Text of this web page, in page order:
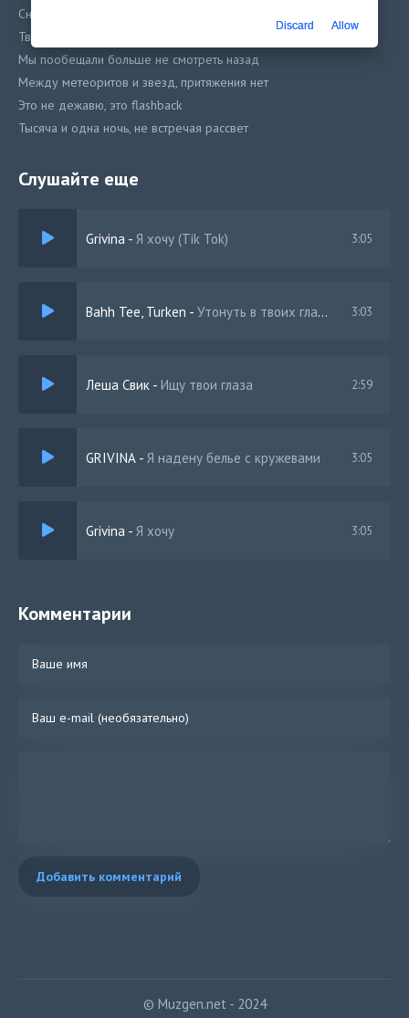
Снова потеряться утонуть в твоих глазах
Твои поцелуи закружили в танце
Мы пообещали больше не смотреть назад
Между метеоритов и звезд, притяжения нет
Это не дежавю, это flashback
Тысяча и одна ночь, не встречая рассвет
Тысячи фраз, тысячи слов все на потом
Твои поцелуи закружили в танце
Слушайте еще
Grivina - Я хочу (Tik Tok) 3:05
Bahh Tee, Turken - Утонуть в твоих глазах 3:03
Леша Свик - Ищу твои глаза 2:59
GRIVINA - Я надену белье с кружевами 3:05
Grivina - Я хочу 3:05
Комментарии
Добавить комментарий
© Muzgen.net - 2024
Discard Allow